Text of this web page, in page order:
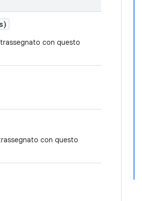
con questo
con questo